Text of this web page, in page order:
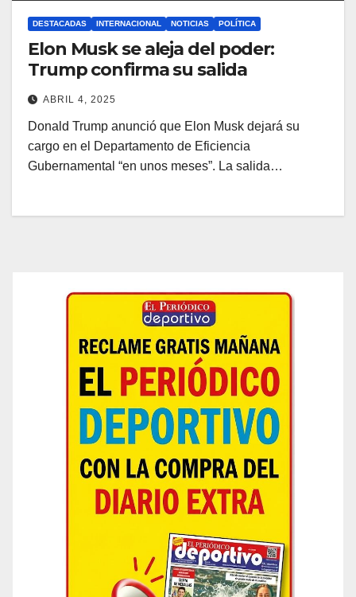
DESTACADAS INTERNACIONAL NOTICIAS POLÍTICA
Elon Musk se aleja del poder:
Trump confirma su salida
ABRIL 4, 2025
Donald Trump anunció que Elon Musk dejará su
cargo en el Departamento de Eficiencia
Gubernamental “en unos meses”. La salida…